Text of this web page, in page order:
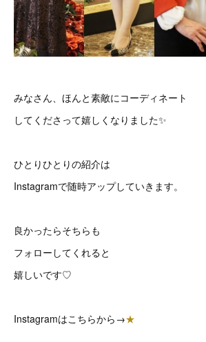
みなさん、ほんと素敵にコーディネート
してくださって嬉しくなりました✨
ひとりひとりの紹介は
Instagramで随時アップしていきます。
良かったらそちらも
フォローしてくれると
嬉しいです♡
Instagramはこちらから→★